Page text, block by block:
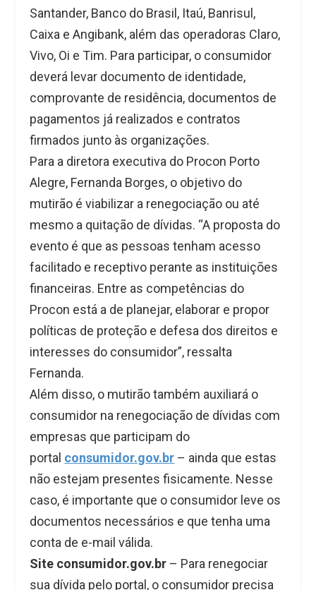
Santander, Banco do Brasil, Itaú, Banrisul,
Caixa e Angibank, além das operadoras Claro,
Vivo, Oi e Tim. Para participar, o consumidor
deverá levar documento de identidade,
comprovante de residência, documentos de
pagamentos já realizados e contratos
firmados junto às organizações.
Para a diretora executiva do Procon Porto
Alegre, Fernanda Borges, o objetivo do
mutirão é viabilizar a renegociação ou até
mesmo a quitação de dívidas. “A proposta do
evento é que as pessoas tenham acesso
facilitado e receptivo perante as instituições
financeiras. Entre as competências do
Procon está a de planejar, elaborar e propor
políticas de proteção e defesa dos direitos e
interesses do consumidor”, ressalta
Fernanda.
Além disso, o mutirão também auxiliará o
consumidor na renegociação de dívidas com
empresas que participam do
portal consumidor.gov.br – ainda que estas
não estejam presentes fisicamente. Nesse
caso, é importante que o consumidor leve os
documentos necessários e que tenha uma
conta de e-mail válida.
Site consumidor.gov.br – Para renegociar
sua dívida pelo portal, o consumidor precisa